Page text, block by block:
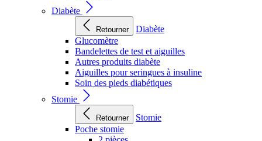
Diabète
Retourner
Diabète
Glucomètre
Bandelettes de test et aiguilles
Autres produits diabète
Aiguilles pour seringues à insuline
Soin des pieds diabétiques
Stomie
Retourner
Stomie
Poche stomie